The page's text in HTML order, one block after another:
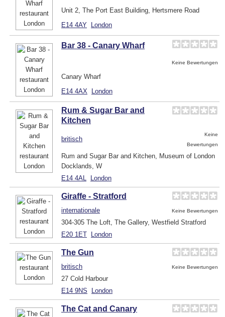
Unit 2, The Port East Building, Hertsmere Road
E14 4AY London
Bar 38 - Canary Wharf
Keine Bewertungen
Canary Wharf
E14 4AX
London
Rum & Sugar Bar and
Kitchen
britisch
Keine
Bewertungen
Rum and Sugar Bar and Kitchen, Museum of London
Docklands, W
E14 4AL
London
Giraffe - Stratford
internationale Keine Bewertungen
304-305 The Loft, The Gallery, Westfield Stratford
E20 1ET London
The Gun
britisch Keine Bewertungen
27 Cold Harbour
E14 9NS
London
The Cat and Canary